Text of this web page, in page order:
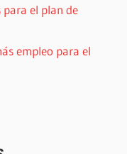
el plan de
empleo para el